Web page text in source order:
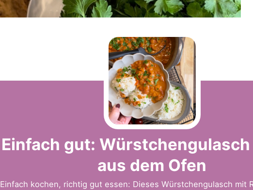
Einfach gut: Würstchengulasch
aus dem Ofen
Einfach kochen, richtig gut essen: Dieses Würstchengulasch mit